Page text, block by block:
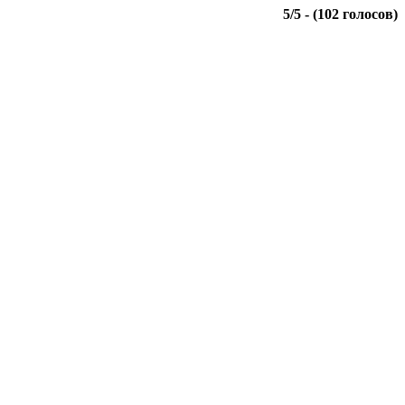
5/5 - (102 голосов)